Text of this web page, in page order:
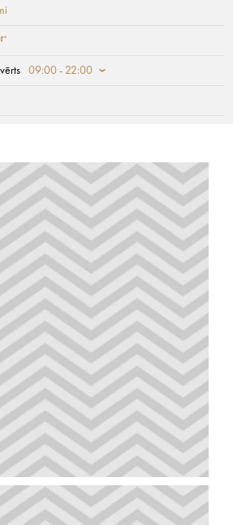
09:00 - 22:00